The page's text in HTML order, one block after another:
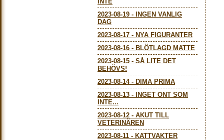
2023-08-19 -
INGEN VANLIG
DAG
2023-08-17 - NYA FIGURANTER
2023-08-16 - BLÖTLAGD MATTE
2023-08-15 - SÅ LITE DET
BEHÖVS!
2023-08-14- DIMA PRIMA
2023-08-13 -
INGET ONT SOM
INTE...
2023-08-12 - AKUT TILL
VETERINÄREN
2023-08-11 - KATTVAKTER